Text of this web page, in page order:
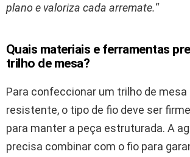
plano e valoriza cada arremate.“
Quais materiais e ferramentas
trilho de mesa?
Para confeccionar um trilho de mesa
resistente, o tipo de fio deve ser
para manter a peça estruturada. A
precisa combinar com o fio para